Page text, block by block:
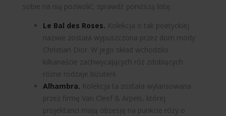
sobie na nią pozwolić, sprawdź poniższą listę.
Le Bal des Roses. Kolekcja o tak poetyckiej
nazwie została wypuszczona przez dom mody
Christian Dior. W jego skład wchodziło
kilkanaście zachwycających róż zdobiących
różne rodzaje biżuterii.
Alhambra. Kolekcja ta została wylansowana
przez firmę Van Cleef & Arpels, której
projektanci mają obsesję na punkcie róży o